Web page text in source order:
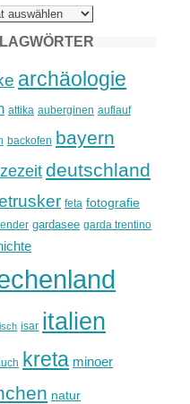
archäologie
attika auberginen auflauf
backofen bayern
deutschland
feta fotografie
gardasee garda trentino
isar italien
kreta minoer
natur